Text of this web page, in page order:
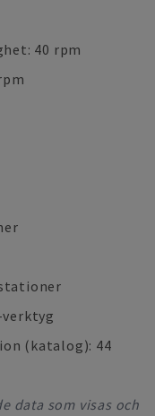
40 rpm
(katalog): 44
data som visas och